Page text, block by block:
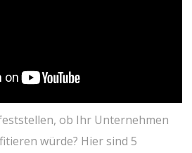
ob Ihr Unternehmen
würde? Hier sind 5